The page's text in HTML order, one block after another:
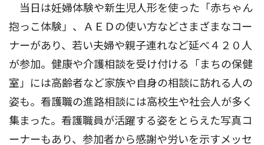
当日は妊婦体験や新生児人形を使った「赤ちゃん
抱っこ体験」、ＡＥＤの使い方などさまざまなコー
ナーがあり、若い夫婦や親子連れなど延べ４２０人
が参加。健康や介護相談を受け付ける「まちの保健
室」には高齢者など家族や自身の相談に訪れる人の
姿も。看護職の進路相談には高校生や社会人が多く
集まった。看護職員が活躍する姿をとらえた写真コ
ーナーもあり、参加者から感謝や労いを示すメッセ